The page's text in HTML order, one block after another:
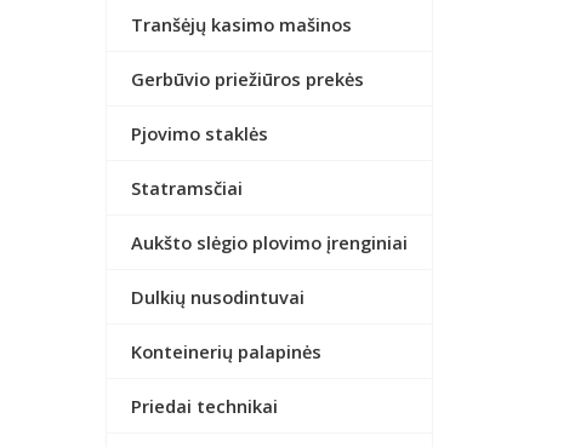
Tranšėjų kasimo mašinos
Gerbūvio priežiūros prekės
Pjovimo staklės
Statramsčiai
Aukšto slėgio plovimo įrenginiai
Dulkių nusodintuvai
Konteinerių palapinės
Priedai technikai